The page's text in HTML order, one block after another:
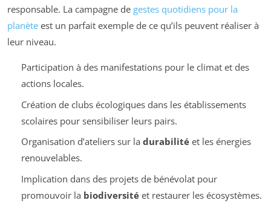
responsable. La campagne de gestes quotidiens pour la
planète est un parfait exemple de ce qu’ils peuvent réaliser à
leur niveau.
Participation à des manifestations pour le climat et des
actions locales.
Création de clubs écologiques dans les établissements
scolaires pour sensibiliser leurs pairs.
Organisation d’ateliers sur la durabilitéet les énergies
renouvelables.
Implication dans des projets de bénévolat pour
promouvoir la biodiversitéet restaurer les écosystèmes.